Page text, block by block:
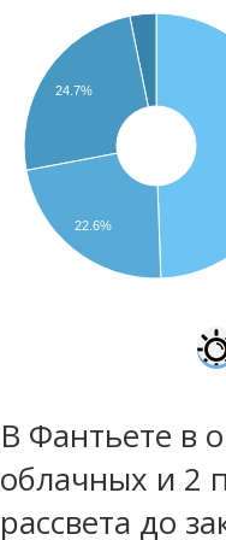
24.7%
22.6%
В Фантьете в
облачных и 2
рассвета до